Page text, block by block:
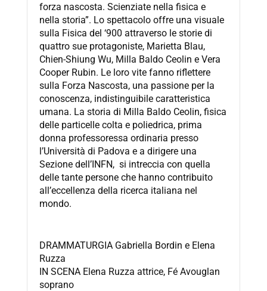
forza nascosta. Scienziate nella fisica e
nella storia”. Lo spettacolo offre una visuale
sulla Fisica del ‘900 attraverso le storie di
quattro sue protagoniste, Marietta Blau,
Chien-Shiung Wu, Milla Baldo Ceolin e Vera
Cooper Rubin. Le loro vite fanno riflettere
sulla Forza Nascosta, una passione per la
conoscenza, indistinguibile caratteristica
umana. La storia di Milla Baldo Ceolin, fisica
delle particelle colta e poliedrica, prima
donna professoressa ordinaria presso
l’Università di Padova e a dirigere una
Sezione dell’INFN, si intreccia con quella
delle tante persone che hanno contribuito
all’eccellenza della ricerca italiana nel
mondo.
DRAMMATURGIA Gabriella Bordin e Elena
Ruzza
IN SCENA Elena Ruzza attrice, Fé Avouglan
soprano